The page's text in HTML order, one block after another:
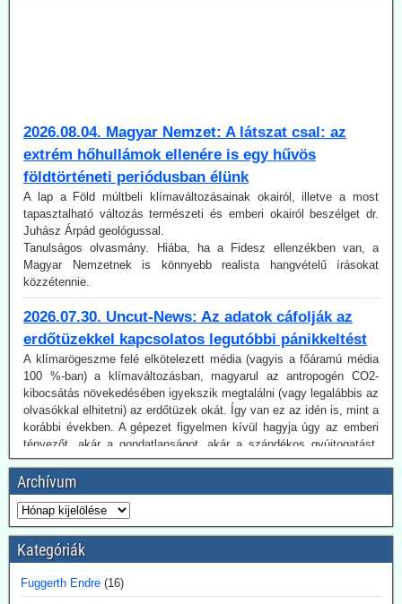
extrém hőhullámok ellenére is egy hűvös
földtörténeti periódusban élünk
A lap a Föld múltbeli klímaváltozásainak okairól, illetve a most
tapasztalható változás természeti és emberi okairól beszélget dr.
Juhász Árpád geológussal.
Tanulságos olvasmány. Hiába, ha a Fidesz ellenzékben van, a
Magyar Nemzetnek is könnyebb realista hangvételű írásokat
közzétennie.
2026.07.30. Uncut-News: Az adatok cáfolják az
erdőtüzekkel kapcsolatos legutóbbi pánikkeltést
A klímarögeszme felé elkötelezett média (vagyis a főáramú média
100 %-ban) a klímaváltozásban, magyarul az antropogén CO2-
kibocsátás növekedésében igyekszik megtalálni (vagy legalábbis az
olvasókkal elhitetni) az erdőtüzek okát. Így van ez az idén is, mint a
korábbi években. A gépezet figyelmen kívül hagyja úgy az emberi
tényezőt, akár a gondatlanságot, akár a szándékos gyújtogatást,
mint a hatósági ideológiavezérelt hozzáállást, amit több
Az idén jóval alacsonyabb a tűzesetek száma világszerte, mint a
regisztrálás 2003-as kezdete óta.
Ugyancsak az uncut-news számol be róla, Franciaországban idén
július 6-a óta 162 embert vettek őrizetbe szándékos tűzgyújtás
gyanújával.
neve karbonsemlegesség - Németországban is
Archívum
Kategóriák
Fuggerth Endre (16)